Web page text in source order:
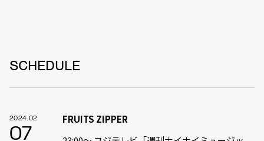
SCHEDULE
2024.02
07
FRUITS ZIPPER